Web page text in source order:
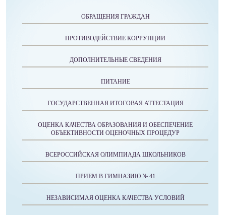
ОБРАЩЕНИЯ ГРАЖДАН
ПРОТИВОДЕЙСТВИЕ КОРРУПЦИИ
ДОПОЛНИТЕЛЬНЫЕ СВЕДЕНИЯ
ПИТАНИЕ
ГОСУДАРСТВЕННАЯ ИТОГОВАЯ АТТЕСТАЦИЯ
ОЦЕНКА КАЧЕСТВА ОБРАЗОВАНИЯ И ОБЕСПЕЧЕНИЕ
ОБЪЕКТИВНОСТИ ОЦЕНОЧНЫХ ПРОЦЕДУР
ВСЕРОССИЙСКАЯ ОЛИМПИАДА ШКОЛЬНИКОВ
ПРИЕМ В ГИМНАЗИЮ № 41
НЕЗАВИСИМАЯ ОЦЕНКА КАЧЕСТВА УСЛОВИЙ